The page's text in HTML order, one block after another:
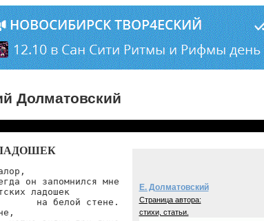
Долматовский
он запомнился мне
ладошек
на белой стене.
Е. Долматовский
Страница автора:
стихи, статьи.